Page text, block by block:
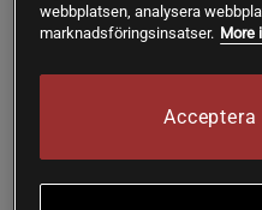
SKU #13305-001R | EAN
webbplatsen, analysera
marknadsföringsinsatser. More